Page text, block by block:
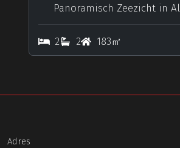
Panoramisch Zeezicht in
2 2 183㎡
Adres